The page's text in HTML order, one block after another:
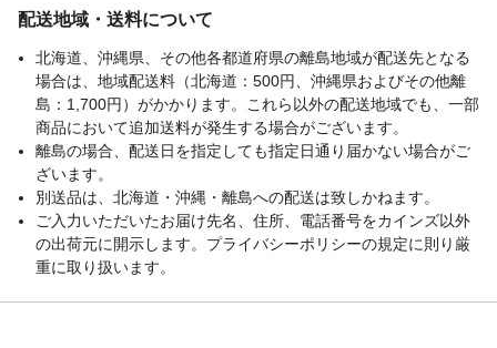
配送地域・送料について
北海道、沖縄県、その他各都道府県の離島地域が配送先となる
場合は、地域配送料（北海道：500円、沖縄県およびその他離
島：1,700円）がかかります。これら以外の配送地域でも、一部
商品において追加送料が発生する場合がございます。
離島の場合、配送日を指定しても指定日通り届かない場合がご
ざいます。
別送品は、北海道・沖縄・離島への配送は致しかねます。
ご入力いただいたお届け先名、住所、電話番号をカインズ以外
の出荷元に開示します。プライバシーポリシーの規定に則り厳
重に取り扱います。